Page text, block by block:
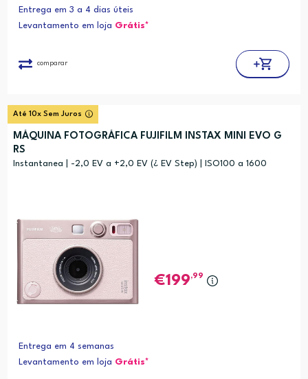
Entrega em 3 a 4 dias úteis
Levantamento em loja Grátis*
comparar
Até 10x Sem Juros
MÁQUINA FOTOGRÁFICA FUJIFILM INSTAX MINI EVO G
RS
Instantanea | -2,0 EV a +2,0 EV (¿ EV Step) | ISO100 a 1600
199,99
Entrega em 4 semanas
Levantamento em loja Grátis*